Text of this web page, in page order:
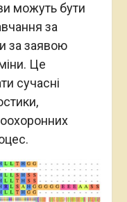
можуть бути
за
за заявою
Це
сучасні